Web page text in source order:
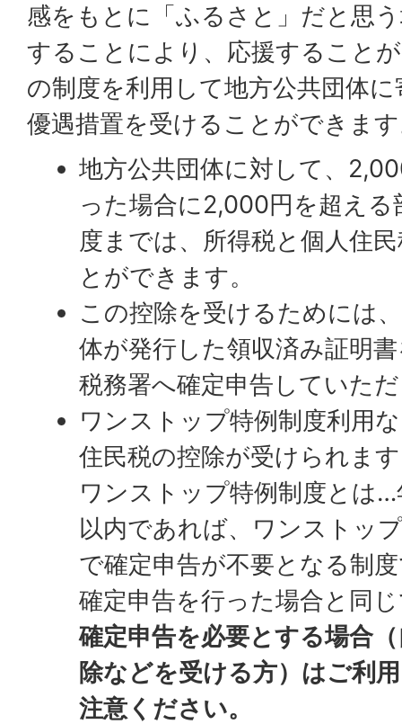
感をもとに「ふるさと」だと思
することにより、応援すること
の制度を利用して地方公共団体
優遇措置を受けることができま
地方公共団体に対して、
った場合に2,000円を超え
度までは、所得税と個人住
とができます。
この控除を受けるためには
体が発行した領収済み証明
税務署へ確定申告していた
ワンストップ特例制度利用
住民税の控除が受けられま
ワンストップ特例制度とは
以内であれば、ワンストッ
で確定申告が不要となる制
確定申告を行った場合と同
確定申告を必要とする場合
除などを受ける方）はご利
注意ください。